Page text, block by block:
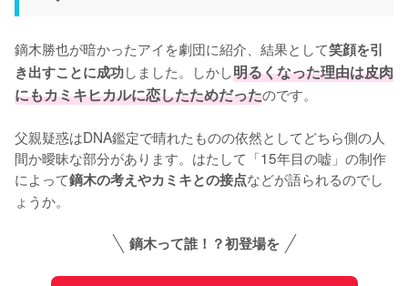
鏑木勝也が暗かったアイを劇団に紹介、結果として笑顔を引
き出すことに成功しました。しかし明るくなった理由は皮肉
にもカミキヒカルに恋したためだったのです。
父親疑惑はDNA鑑定で晴れたものの依然としてどちら側の人
間か曖昧な部分があります。はたして「15年目の嘘」の制作
によって鏑木の考えやカミキとの接点などが語られるのでし
ょうか。
鏑木って誰！？初登場を